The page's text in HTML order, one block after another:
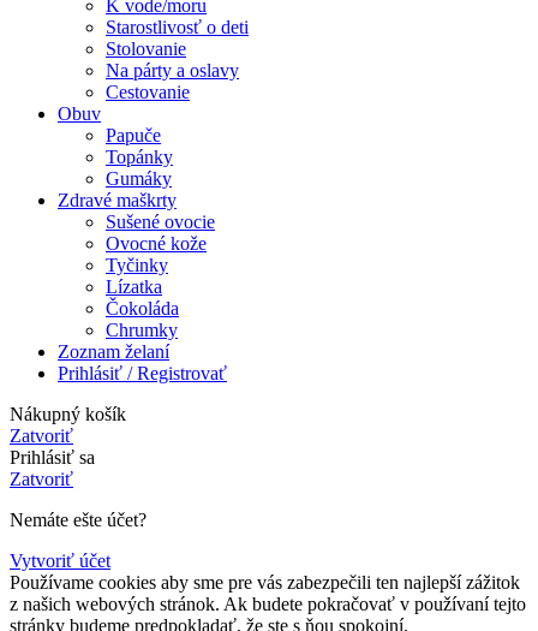
K vode/moru
Starostlivosť o deti
Stolovanie
Na párty a oslavy
Cestovanie
Obuv
Papuče
Topánky
Gumáky
Zdravé maškrty
Sušené ovocie
Ovocné kože
Tyčinky
Lízatka
Čokoláda
Chrumky
Zoznam želaní
Prihlásiť / Registrovať
Nákupný košík
Zatvoriť
Prihlásiť sa
Zatvoriť
Nemáte ešte účet?
Vytvoriť účet
Používame cookies aby sme pre vás zabezpečili ten najlepší zážitok
z našich webových stránok. Ak budete pokračovať v používaní tejto
stránky budeme predpokladať, že ste s ňou spokojní.